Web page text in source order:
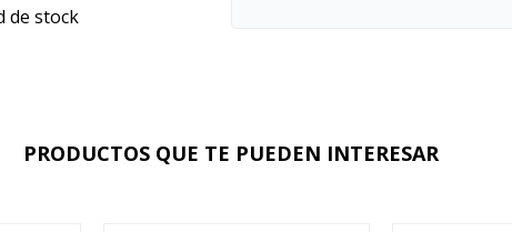
de stock
PRODUCTOS QUE TE PUEDEN INTERESAR